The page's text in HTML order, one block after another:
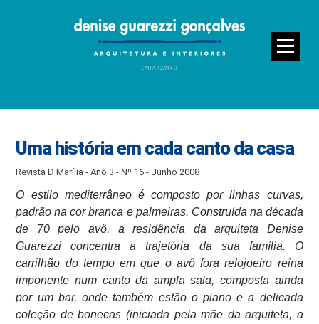
Uma história em cada canto da casa
Revista D Marília - Ano 3 - Nº 16 - Junho 2008
O estilo mediterrâneo é composto por linhas curvas,
padrão na cor branca e palmeiras. Construída na década
de 70 pelo avô, a residência da arquiteta Denise
Guarezzi concentra a trajetória da sua família. O
carrilhão do tempo em que o avô fora relojoeiro reina
imponente num canto da ampla sala, composta ainda
por um bar, onde também estão o piano e a delicada
coleção de bonecas (iniciada pela mãe da arquiteta, a